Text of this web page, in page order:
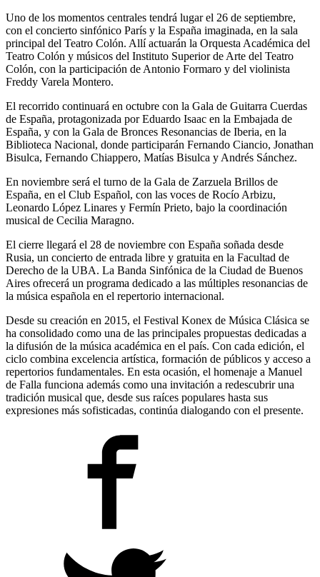
Uno de los momentos centrales tendrá lugar el 26 de septiembre,
con el concierto sinfónico París y la España imaginada, en la sala
principal del Teatro Colón. Allí actuarán la Orquesta Académica del
Teatro Colón y músicos del Instituto Superior de Arte del Teatro
Colón, con la participación de Antonio Formaro y del violinista
Freddy Varela Montero.
El recorrido continuará en octubre con la Gala de Guitarra Cuerdas
de España, protagonizada por Eduardo Isaac en la Embajada de
España, y con la Gala de Bronces Resonancias de Iberia, en la
Biblioteca Nacional, donde participarán Fernando Ciancio, Jonathan
Bisulca, Fernando Chiappero, Matías Bisulca y Andrés Sánchez.
En noviembre será el turno de la Gala de Zarzuela Brillos de
España, en el Club Español, con las voces de Rocío Arbizu,
Leonardo López Linares y Fermín Prieto, bajo la coordinación
musical de Cecilia Maragno.
El cierre llegará el 28 de noviembre con España soñada desde
Rusia, un concierto de entrada libre y gratuita en la Facultad de
Derecho de la UBA. La Banda Sinfónica de la Ciudad de Buenos
Aires ofrecerá un programa dedicado a las múltiples resonancias de
la música española en el repertorio internacional.
Desde su creación en 2015, el Festival Konex de Música Clásica se
ha consolidado como una de las principales propuestas dedicadas a
la difusión de la música académica en el país. Con cada edición, el
ciclo combina excelencia artística, formación de públicos y acceso a
repertorios fundamentales. En esta ocasión, el homenaje a Manuel
de Falla funciona además como una invitación a redescubrir una
tradición musical que, desde sus raíces populares hasta sus
expresiones más sofisticadas, continúa dialogando con el presente.